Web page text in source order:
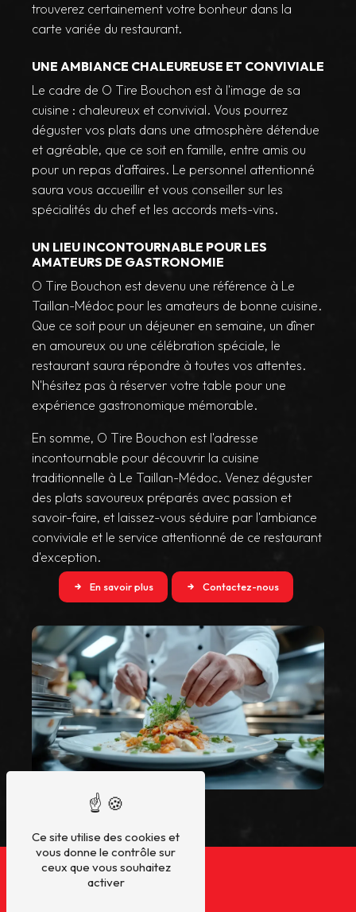
trouverez certainement votre bonheur dans la
carte variée du restaurant.
UNE AMBIANCE CHALEUREUSE ET CONVIVIALE
Le cadre de O Tire Bouchon est à l'image de sa
cuisine : chaleureux et convivial. Vous pourrez
déguster vos plats dans une atmosphère détendue
et agréable, que ce soit en famille, entre amis ou
pour un repas d'affaires. Le personnel attentionné
saura vous accueillir et vous conseiller sur les
spécialités du chef et les accords mets-vins.
UN LIEU INCONTOURNABLE POUR LES
AMATEURS DE GASTRONOMIE
O Tire Bouchon est devenu une référence à Le
Taillan-Médoc pour les amateurs de bonne cuisine.
Que ce soit pour un déjeuner en semaine, un dîner
en amoureux ou une célébration spéciale, le
restaurant saura répondre à toutes vos attentes.
N'hésitez pas à réserver votre table pour une
expérience gastronomique mémorable.
En somme, O Tire Bouchon est l'adresse
incontournable pour découvrir la cuisine
traditionnelle à Le Taillan-Médoc. Venez déguster
des plats savoureux préparés avec passion et
savoir-faire, et laissez-vous séduire par l'ambiance
conviviale et le service attentionné de ce restaurant
d'exception.
En savoir plus Contactez-nous
Ce site utilise des cookies et
vous donne le contrôle sur
ceux que vous souhaitez
activer